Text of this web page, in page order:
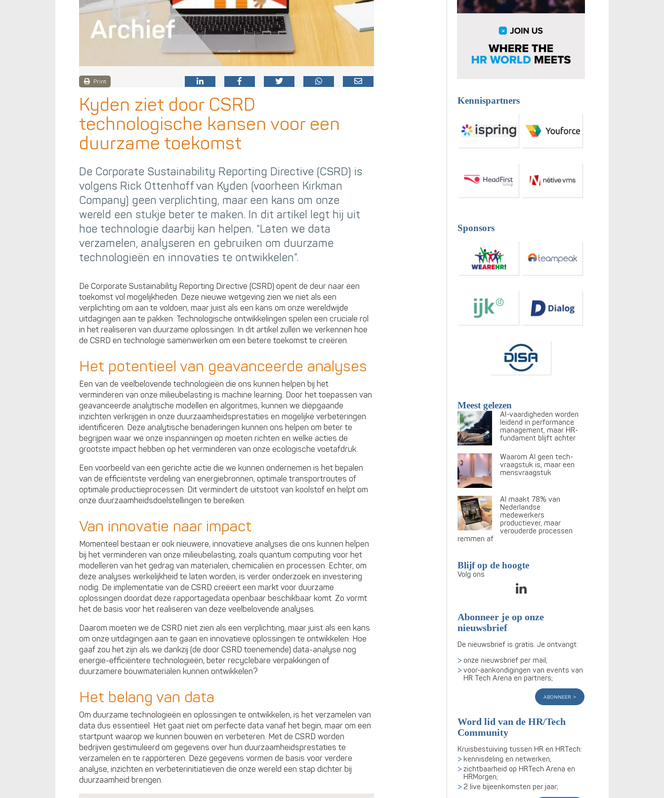
Print
Kyden ziet door CSRD
technologische kansen voor een
duurzame toekomst
De Corporate Sustainability Reporting Directive (CSRD) is
volgens Rick Ottenhoff van Kyden (voorheen Kirkman
Company) geen verplichting, maar een kans om onze
wereld een stukje beter te maken. In dit artikel legt hij uit
hoe technologie daarbij kan helpen. “Laten we data
verzamelen, analyseren en gebruiken om duurzame
technologieën en innovaties te ontwikkelen”.
De Corporate Sustainability Reporting Directive (CSRD) opent de deur naar een
toekomst vol mogelijkheden. Deze nieuwe wetgeving zien we niet als een
verplichting om aan te voldoen, maar juist als een kans om onze wereldwijde
uitdagingen aan te pakken. Technologische ontwikkelingen spelen een cruciale rol
in het realiseren van duurzame oplossingen. In dit artikel zullen we verkennen hoe
de CSRD en technologie samenwerken om een betere toekomst te creëren.
Het potentieel van geavanceerde analyses
Een van de veelbelovende technologieën die ons kunnen helpen bij het
verminderen van onze milieubelasting is machine learning. Door het toepassen van
geavanceerde analytische modellen en algoritmes, kunnen we diepgaande
inzichten verkrijgen in onze duurzaamheidsprestaties en mogelijke verbeteringen
identificeren. Deze analytische benaderingen kunnen ons helpen om beter te
begrijpen waar we onze inspanningen op moeten richten en welke acties de
grootste impact hebben op het verminderen van onze ecologische voetafdruk.
Een voorbeeld van een gerichte actie die we kunnen ondernemen is het bepalen
van de efficiëntste verdeling van energiebronnen, optimale transportroutes of
optimale productieprocessen. Dit vermindert de uitstoot van koolstof en helpt om
onze duurzaamheidsdoelstellingen te bereiken.
Van innovatie naar impact
Momenteel bestaan er ook nieuwere, innovatieve analyses die ons kunnen helpen
bij het verminderen van onze milieubelasting, zoals quantum computing voor het
modelleren van het gedrag van materialen, chemicaliën en processen. Echter, om
deze analyses werkelijkheid te laten worden, is verder onderzoek en investering
nodig. De implementatie van de CSRD creëert een markt voor duurzame
oplossingen doordat deze rapportagedata openbaar beschikbaar komt. Zo vormt
het de basis voor het realiseren van deze veelbelovende analyses.
Daarom moeten we de CSRD niet zien als een verplichting, maar juist als een kans
om onze uitdagingen aan te gaan en innovatieve oplossingen te ontwikkelen. Hoe
gaaf zou het zijn als we dankzij (de door CSRD toenemende) data-analyse nog
energie-efficiëntere technologieën, beter recyclebare verpakkingen of
duurzamere bouwmaterialen kunnen ontwikkelen?
Het belang van data
Om duurzame technologieën en oplossingen te ontwikkelen, is het verzamelen van
data dus essentieel. Het gaat niet om perfecte data vanaf het begin, maar om een
startpunt waarop we kunnen bouwen en verbeteren. Met de CSRD worden
bedrijven gestimuleerd om gegevens over hun duurzaamheidsprestaties te
verzamelen en te rapporteren. Deze gegevens vormen de basis voor verdere
analyse, inzichten en verbeterinitiatieven die onze wereld een stap dichter bij
duurzaamheid brengen.
Kennispartners
Sponsors
Meest gelezen
AI-vaardigheden worden
leidend in performance
management, maar HR-
fundament blijft achter
Waarom AI geen tech-
vraagstuk is, maar een
mensvraagstuk
AI maakt 78% van
Nederlandse
medewerkers
productiever, maar
verouderde processen
remmen af
Blijf op de hoogte
Volg ons
Abonneer je op onze
nieuwsbrief
De nieuwsbrief is gratis. Je ontvangt:
onze nieuwsbrief per mail;
voor-aankondigingen van events van
HR Tech Arena en partners;
abonneer
Word lid van de HR/Tech
Community
Kruisbestuiving tussen HR en HRTech:
kennisdeling en netwerken;
zichtbaarheid op HRTech Arena en
HRMorgen;
2 live bijeenkomsten per jaar;